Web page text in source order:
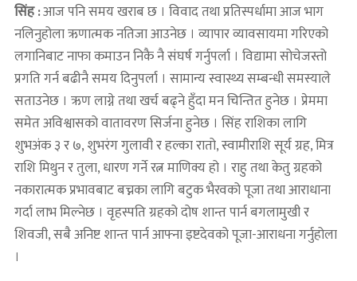
सिंह :आज पनि समय खराब छ । विवाद तथा प्रतिस्पर्धामा आज भाग
नलिनुहोला ऋणात्मक नतिजा आउनेछ । व्यापार व्यावसायमा गरिएको
लगानिबाट नाफा कमाउन निकै नै संघर्ष गर्नुपर्ला । विद्यामा सोचेजस्तो
प्रगति गर्न बढीनै समय दिनुपर्ला । सामान्य स्वास्थ्य सम्बन्धी समस्याले
सताउनेछ । ऋण लाग्ने तथा खर्च बढ्ने हुँदा मन चिन्तित हुनेछ । प्रेममा
समेत अविश्वासको वातावरण सिर्जना हुनेछ । सिंह राशिका लागि
शुभअंक ३ र ७, शुभरंग गुलावी र हल्का रातो, स्वामीराशि सूर्य ग्रह, मित्र
राशि मिथुन र तुला, धारण गर्ने रत्न माणिक्य हो । राहु तथा केतु ग्रहको
नकारात्मक प्रभावबाट बच्नका लागि बटुक भैरवको पूजा तथा आराधाना
गर्दा लाभ मिल्नेछ । वृहस्पति ग्रहको दोष शान्त पार्न बगलामुखी र
शिवजी, सबै अनिष्ट शान्त पार्न आफ्ना इष्टदेवको पूजा-आराधना गर्नुहोला
।